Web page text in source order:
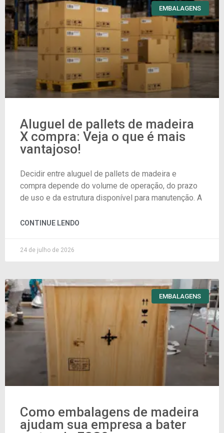
EMBALAGENS
Aluguel de pallets de madeira
X compra: Veja o que é mais
vantajoso!
Decidir entre aluguel de pallets de madeira e
compra depende do volume de operação, do prazo
de uso e da estrutura disponível para manutenção. A
CONTINUE LENDO
24 de julho de 2026
EMBALAGENS
Como embalagens de madeira
ajudam sua empresa a bater